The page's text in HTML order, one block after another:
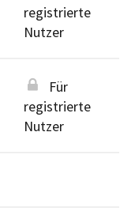
registrierte
Nutzer
Für
registrierte
Nutzer